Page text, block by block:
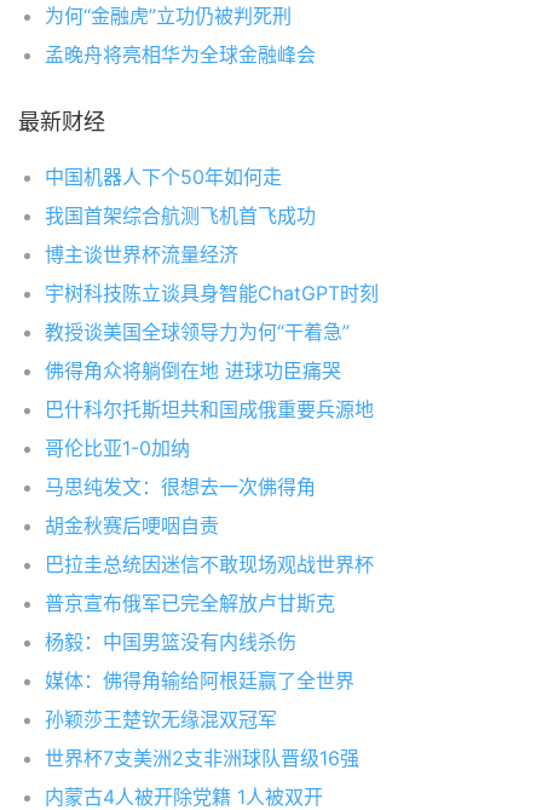
为何“金融虎”立功仍被判死刑
孟晚舟将亮相华为全球金融峰会
最新财经
中国机器人下个50年如何走
我国首架综合航测飞机首飞成功
博主谈世界杯流量经济
宇树科技陈立谈具身智能ChatGPT时刻
教授谈美国全球领导力为何“干着急”
佛得角众将躺倒在地 进球功臣痛哭
巴什科尔托斯坦共和国成俄重要兵源地
哥伦比亚1-0加纳
马思纯发文：很想去一次佛得角
胡金秋赛后哽咽自责
巴拉圭总统因迷信不敢现场观战世界杯
普京宣布俄军已完全解放卢甘斯克
杨毅：中国男篮没有内线杀伤
媒体：佛得角输给阿根廷赢了全世界
孙颖莎王楚钦无缘混双冠军
世界杯7支美洲2支非洲球队晋级16强
内蒙古4人被开除党籍 1人被双开